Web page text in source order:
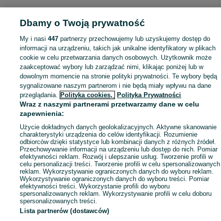
Dbamy o Twoją prywatność
My i nasi447 partnerzy przechowujemy lub uzyskujemy dostęp do
informacji na urządzeniu, takich jak unikalne identyfikatory w plikach
cookie w celu przetwarzania danych osobowych. Użytkownik może
zaakceptować wybory lub zarządzać nimi, klikając poniżej lub w
dowolnym momencie na stronie polityki prywatności. Te wybory będą
sygnalizowane naszym partnerom i nie będą miały wpływu na dane
przeglądania. Polityka cookies, Polityka Prywatności
Wraz z naszymi partnerami przetwarzamy dane w celu
zapewnienia:
Użycie dokładnych danych geolokalizacyjnych. Aktywne skanowanie
charakterystyki urządzenia do celów identyfikacji. Rozumienie
odbiorców dzięki statystyce lub kombinacji danych z różnych źródeł.
Przechowywanie informacji na urządzeniu lub dostęp do nich. Pomiar
efektywności reklam. Rozwój i ulepszanie usług. Tworzenie profili w
celu personalizacji treści. Tworzenie profili w celu spersonalizowanych
reklam. Wykorzystywanie ograniczonych danych do wyboru reklam.
Wykorzystywanie ograniczonych danych do wyboru treści. Pomiar
efektywności treści. Wykorzystanie profili do wyboru
spersonalizowanych reklam. Wykorzystywanie profili w celu doboru
spersonalizowanych treści.
Lista partnerów (dostawców)